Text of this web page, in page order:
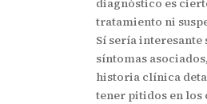
tratamiento ni
Sí sería interesante
síntomas
historia clínica
tener pitidos en los